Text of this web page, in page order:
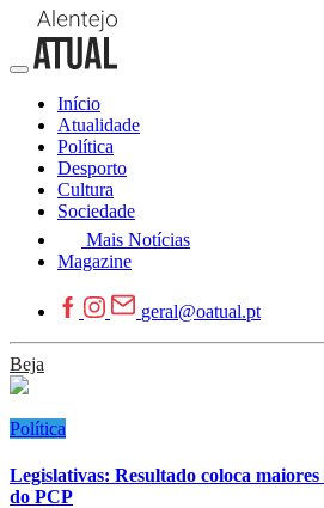
Início
Atualidade
Política
Desporto
Cultura
Sociedade
Mais Notícias
Magazine
geral@oatual.pt
Beja
Política
Legislativas: Resultado coloca
do PCP